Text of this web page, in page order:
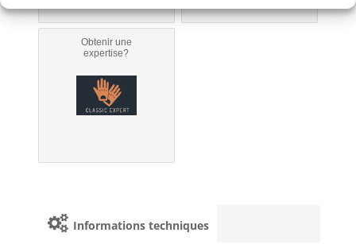
Obtenir une
expertise?
Informations techniques